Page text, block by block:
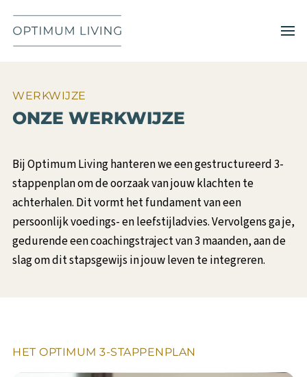
Skip to main content
WERKWIJZE
ONZE WERKWIJZE
Bij Optimum Living hanteren we een gestructureerd 3-
stappenplan om de oorzaak van jouw klachten te
achterhalen. Dit vormt het fundament van een
persoonlijk voedings- en leefstijladvies. Vervolgens ga je,
gedurende een coachingstraject van 3 maanden, aan de
slag om dit stapsgewijs in jouw leven te integreren.
HET OPTIMUM 3-STAPPENPLAN